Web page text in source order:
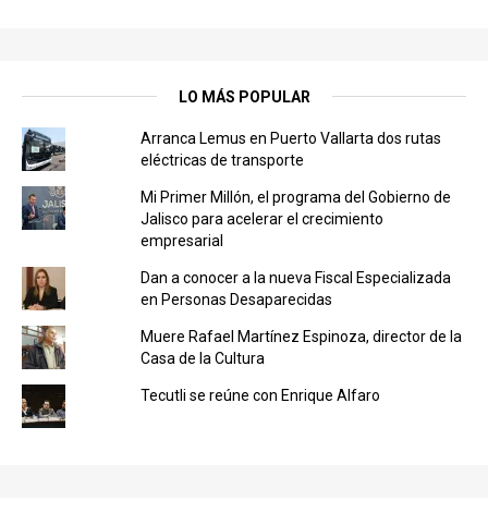
LO MÁS POPULAR
Arranca Lemus en Puerto Vallarta dos rutas
eléctricas de transporte
Mi Primer Millón, el programa del Gobierno de
Jalisco para acelerar el crecimiento
empresarial
Dan a conocer a la nueva Fiscal Especializada
en Personas Desaparecidas
Muere Rafael Martínez Espinoza, director de la
Casa de la Cultura
Tecutli se reúne con Enrique Alfaro